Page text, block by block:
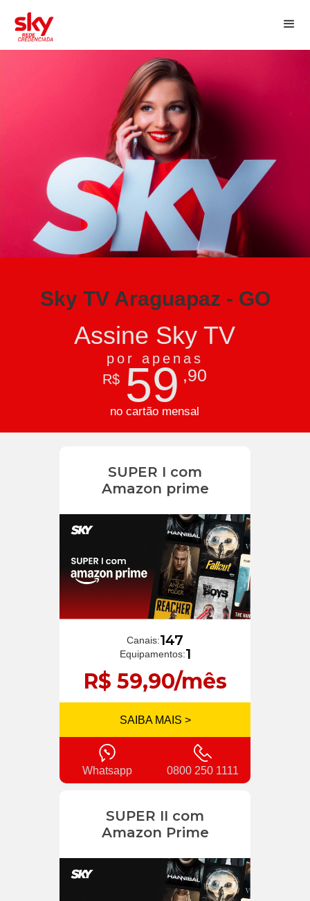
Sky TV Araguapaz - GO
Assine Sky TV
por apenas
R$ 59 ,90
no cartão mensal
SUPER I com
Amazon prime
Canais:147
Equipamentos:1
R$ 59,90/mês
SAIBA MAIS >
Whatsapp 0800 250 1111
SUPER II com
Amazon Prime